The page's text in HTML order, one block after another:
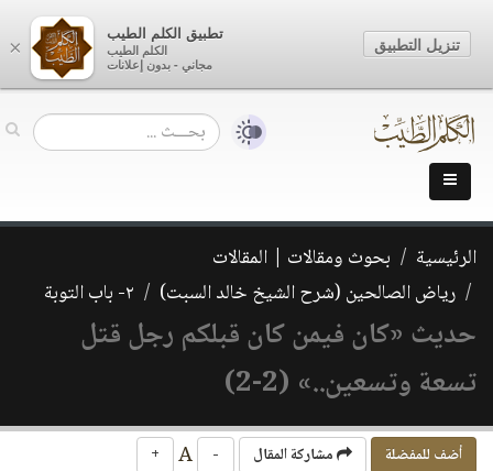
الرئيسية
بحوث ومقالات | المقالات
رياض الصالحين (شرح الشيخ خالد السبت)
٢- باب التوبة
حديث «كان فيمن كان قبلكم رجل قتل
تسعة وتسعين..» (2-2)
أضف للمفضلة مشاركة المقال -
+
×
تطبيق الكلم الطيب
الكلم الطيب
مجاني - بدون إعلانات
تنزيل التطبيق